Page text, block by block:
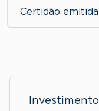
Certidão emitida
Investimento